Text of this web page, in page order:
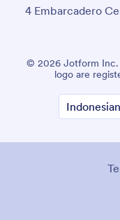
4 Embarcadero
© 2026 Jotform Inc.
logo are